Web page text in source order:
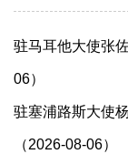
驻马耳他大使张
06）
驻塞浦路斯大使
（2026-08-06）